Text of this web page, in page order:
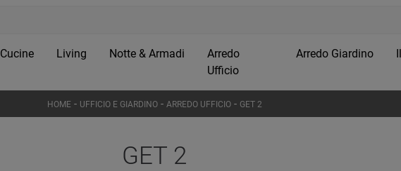
Cucine Living Notte & Armadi
Arredo
Ufficio
Arredo Giardino
HOME- UFFICIO E GIARDINO- ARREDO UFFICIO - GET 2
GET 2